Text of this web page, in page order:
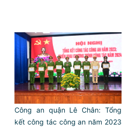
Công an quận Lê Chân: Tổng
kết công tác công an năm 2023